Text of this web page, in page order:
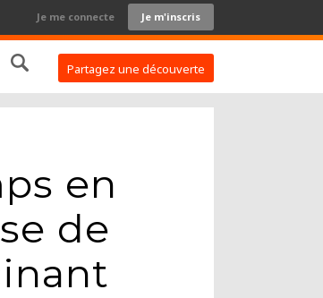
Je me connecte Je m'inscris
Partagez une découverte
en
de